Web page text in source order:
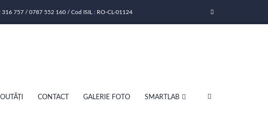
316 757 / 0787 552 160 / Cod ISIL : RO-CL-01124
CONTACT GALERIE FOTO SMARTLAB